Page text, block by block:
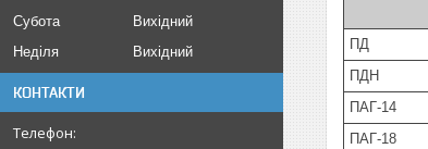
Субота
Вихідний
Неділя
Вихідний
КОНТАКТИ
ПД
ПДН
ПАГ-14
ПАГ-18